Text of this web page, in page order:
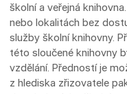
školní a veřejná
nebo lokalitách bez
služby školní knihovny.
této sloučené knihovny
vzdělání. Předností je
z hlediska zřizovatele